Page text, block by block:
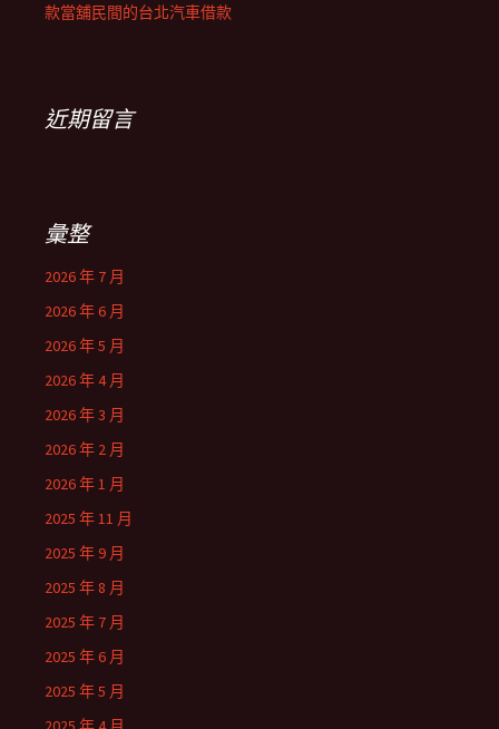
款當舖民間的台北汽車借款
近期留言
彙整
2026 年 7 月
2026 年 6 月
2026 年 5 月
2026 年 4 月
2026 年 3 月
2026 年 2 月
2026 年 1 月
2025 年 11 月
2025 年 9 月
2025 年 8 月
2025 年 7 月
2025 年 6 月
2025 年 5 月